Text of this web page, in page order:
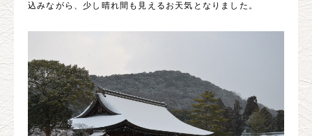
込みながら、少し晴れ間も見えるお天気となりました。